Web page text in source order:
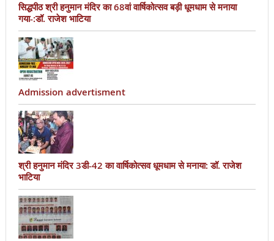
सिद्धपीठ श्री हनुमान मंदिर का 68वां वार्षिकोत्सव बड़ी धूमधाम से मनाया
गया-:डॉ. राजेश भाटिया
Admission advertisment
श्री हनुमान मंदिर 3डी-42 का वार्षिकोत्सव धूमधाम से मनाया: डॉ. राजेश
भाटिया